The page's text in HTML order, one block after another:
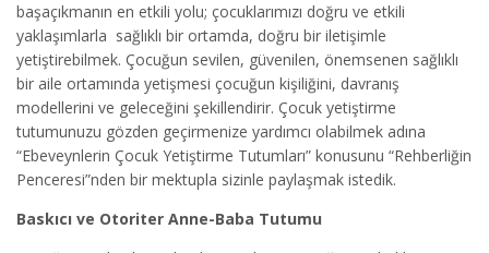
başaçıkmanın en etkili yolu; çocuklarımızı doğru ve etkili
yaklaşımlarla sağlıklı bir ortamda, doğru bir iletişimle
yetiştirebilmek. Çocuğun sevilen, güvenilen, önemsenen sağlıklı
bir aile ortamında yetişmesi çocuğun kişiliğini, davranış
modellerini ve geleceğini şekillendirir. Çocuk yetiştirme
tutumunuzu gözden geçirmenize yardımcı olabilmek adına
“Ebeveynlerin Çocuk Yetiştirme Tutumları” konusunu “Rehberliğin
Penceresi”nden bir mektupla sizinle paylaşmak istedik.
Baskıcı ve Otoriter Anne-Baba Tutumu